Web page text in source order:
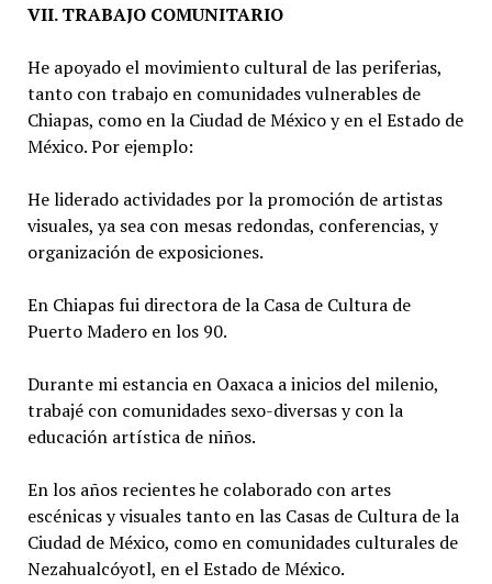
VII. TRABAJO COMUNITARIO
He apoyado el movimiento cultural de las periferias,
tanto con trabajo en comunidades vulnerables de
Chiapas, como en la Ciudad de México y en el Estado de
México. Por ejemplo:
He liderado actividades por la promoción de artistas
visuales, ya sea con mesas redondas, conferencias, y
organización de exposiciones.
En Chiapas fui directora de la Casa de Cultura de
Puerto Madero en los 90.
Durante mi estancia en Oaxaca a inicios del milenio,
trabajé con comunidades sexo-diversas y con la
educación artística de niños.
En los años recientes he colaborado con artes
escénicas y visuales tanto en las Casas de Cultura de la
Ciudad de México, como en comunidades culturales de
Nezahualcóyotl, en el Estado de México.